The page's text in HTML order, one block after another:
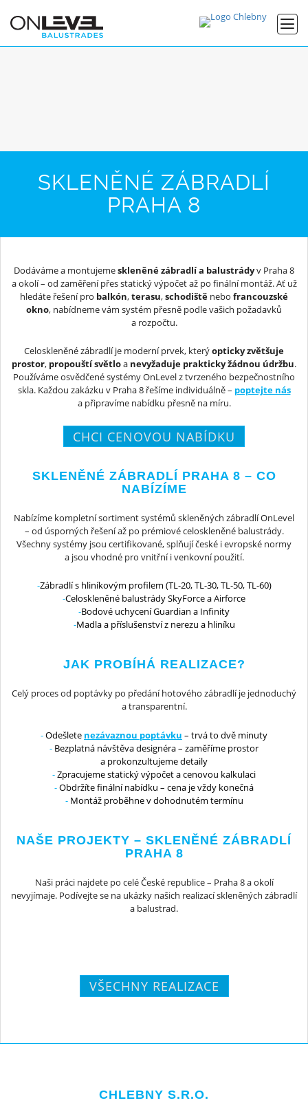
SKLENĚNÉ ZÁBRADLÍ
PRAHA 8
Dodáváme a montujemeskleněné zábradlí a balustrádyv Praha 8
a okolí – od zaměření přes statický výpočet až po finální montáž. Ať už
hledáte řešení pro balkón,terasu,schodiště nebo francouzské
okno, nabídneme vám systém přesně podle vašich požadavků
a rozpočtu.
Celoskleněné zábradlí je moderní prvek, kterýopticky zvětšuje
prostor, propouští světloa nevyžaduje prakticky žádnou údržbu.
Používáme osvědčené systémy OnLevel z tvrzeného bezpečnostního
skla. Každou zakázku v Praha 8 řešíme individuálně – poptejte nás
a připravíme nabídku přesně na míru.
CHCI CENOVOU NABÍDKU
SKLENĚNÉ ZÁBRADLÍ PRAHA 8 – CO
NABÍZÍME
Nabízíme kompletní sortiment systémů skleněných zábradlí OnLevel
– od úsporných řešení až po prémiové celoskleněné balustrády.
Všechny systémy jsou certifikované, splňují české i evropské normy
a jsou vhodné pro vnitřní i venkovní použití.
Zábradlí s hliníkovým profilem (TL-20, TL-30, TL-50, TL-60)
Celoskleněné balustrády SkyForce a Airforce
Bodové uchycení Guardian a Infinity
Madla a příslušenství z nerezu a hliníku
JAK PROBÍHÁ REALIZACE?
Celý proces od poptávky po předání hotového zábradlí je jednoduchý
a transparentní.
Odešlete nezávaznou poptávku – trvá to dvě minuty
Bezplatná návštěva designéra – zaměříme prostor
a prokonzultujeme detaily
Zpracujeme statický výpočet a cenovou kalkulaci
Obdržíte finální nabídku – cena je vždy konečná
Montáž proběhne v dohodnutém termínu
NAŠE PROJEKTY – SKLENĚNÉ ZÁBRADLÍ
PRAHA 8
Naši práci najdete po celé České republice – Praha 8 a okolí
nevyjímaje. Podívejte se na ukázky našich realizací skleněných zábradlí
a balustrad.
VŠECHNY REALIZACE
CHLEBNY S.R.O.